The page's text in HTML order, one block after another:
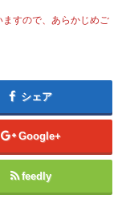
すので、あらかじめご
シェア
Google+
feedly